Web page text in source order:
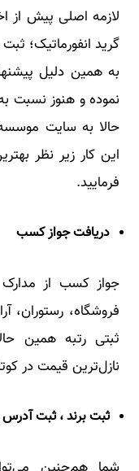
لازمه اصلی پیش از
گرید انفورماتیک؛
به همین دلیل
نموده و هنوز نسبت
حالا به سایت
این کار زیر نظر
فرمایید.
دریافت جواز کسب
جواز کسب از
فروشگاه،
ثبتی رتبه همین
نازل‌ترین قیمت در
ثبت برند ، ثبت